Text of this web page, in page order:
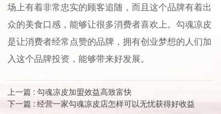
场上有着非常忠实的顾客追随，而且这个品牌有着出
众的美食口感，能够让很多消费者喜欢上。勾魂凉皮
是让消费者经常点赞的品牌，拥有创业梦想的人们加
入这个品牌投资，能够带来好发展。
上一篇 : 勾魂凉皮加盟效益高致富快
下一篇 : 经营一家勾魂凉皮店怎样可以无忧获得好收益